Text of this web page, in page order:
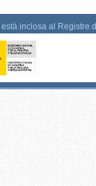
està inclosa al Registre